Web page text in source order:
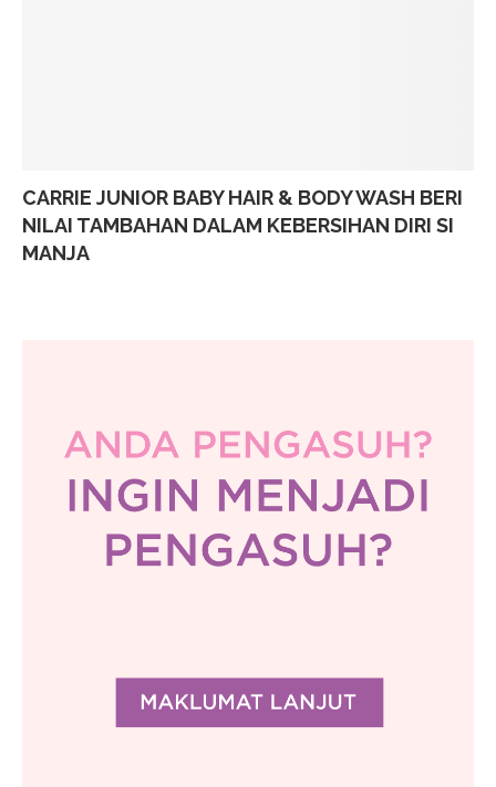
CARRIE JUNIOR BABY HAIR & BODY WASH BERI
NILAI TAMBAHAN DALAM KEBERSIHAN DIRI SI
MANJA